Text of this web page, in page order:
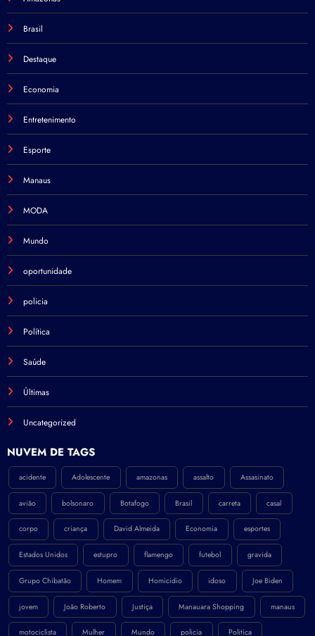
Brasil
Destaque
Economia
Entretenimento
Esporte
Manaus
MODA
Mundo
oportunidade
policia
Política
Saúde
Últimas
Uncategorized
NÚVEM DE TAGS
acidente Adolescente amazonas assalto Assasinato
avião bolsonaro Botafogo Brasil carreta casal
corpo criança David Almeida Economia esportes
Estados Unidos estupro flamengo futebol gravida
Grupo Chibatão Homem Homicidio idoso Joe Biden
jovem João Roberto Justiça Manauara Shopping manaus
motociclista Mulher Mundo policia Politica